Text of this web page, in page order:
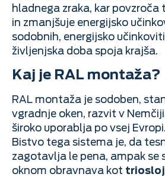
hladnega zraka, kar
in zmanjšuje energijsko
sodobnih, energijsko
življenjska doba spoja krajša.
Kaj je RAL montaža?
RAL montaža je sodoben,
vgradnje oken, razvit v
široko uporablja po vsej Evropi.
Bistvo tega sistema je, da
zagotavlja le pena, ampak se
oknom obravnava kot